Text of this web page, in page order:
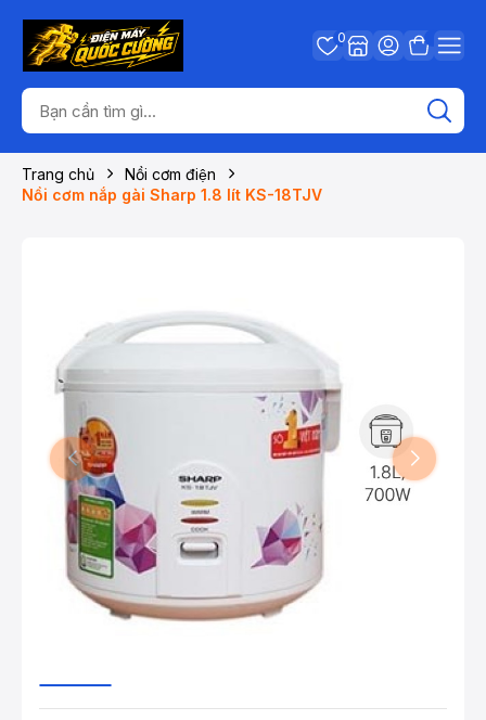
0
Trang chủ
Nồi cơm điện
Nồi cơm nắp gài Sharp 1.8 lít KS-18TJV